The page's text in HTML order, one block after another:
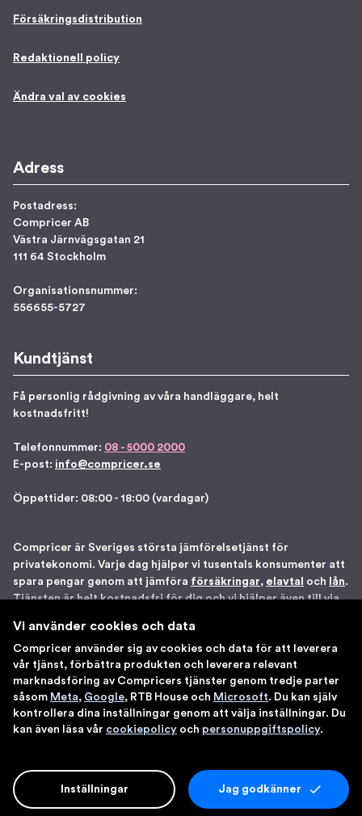
Försäkringsdistribution
Redaktionell policy
Ändra val av cookies
Adress
Postadress:
Compricer AB
Västra Järnvägsgatan 21
111 64 Stockholm
Organisationsnummer:
556655-5727
Kundtjänst
Få personlig rådgivning av våra handläggare, helt
kostnadsfritt!
Telefonnummer: 08 - 5000 2000
E-post: info@compricer.se
Öppettider: 08:00 - 18:00 (vardagar)
Compricer är Sveriges största jämförelsetjänst för
privatekonomi. Varje dag hjälper vi tusentals konsumenter att
spara pengar genom att jämföra försäkringar, elavtal och lån.
Tjänsten är helt kostnadsfri för dig och vi hjälper även till via
försäkringsdistributör hos Bolagsverket samt står under
Finansinspektionens tillsyn. Åtta gånger har vi blivit utsedda
till en av Sveriges 100 bästa sajter av IDG. Du kan känna dig
trygg med att använda våra tjänster.
Vi använder cookies och data
Compricer använder sig av cookies och data för att leverera
vår tjänst, förbättra produkten och leverera relevant
marknadsföring av Compricers tjänster genom tredje parter
såsom Meta, Google, RTB House och Microsoft. Du kan själv
kontrollera dina inställningar genom att välja inställningar. Du
kan även läsa vår cookiepolicy och personuppgiftspolicy.
Jag godkänner
Inställningar